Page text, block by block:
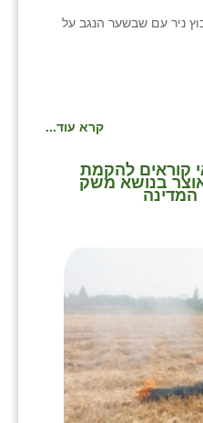
ניר עם שבשער הנגב על
קרא עוד...
קוראים להקמת
בנושא משק